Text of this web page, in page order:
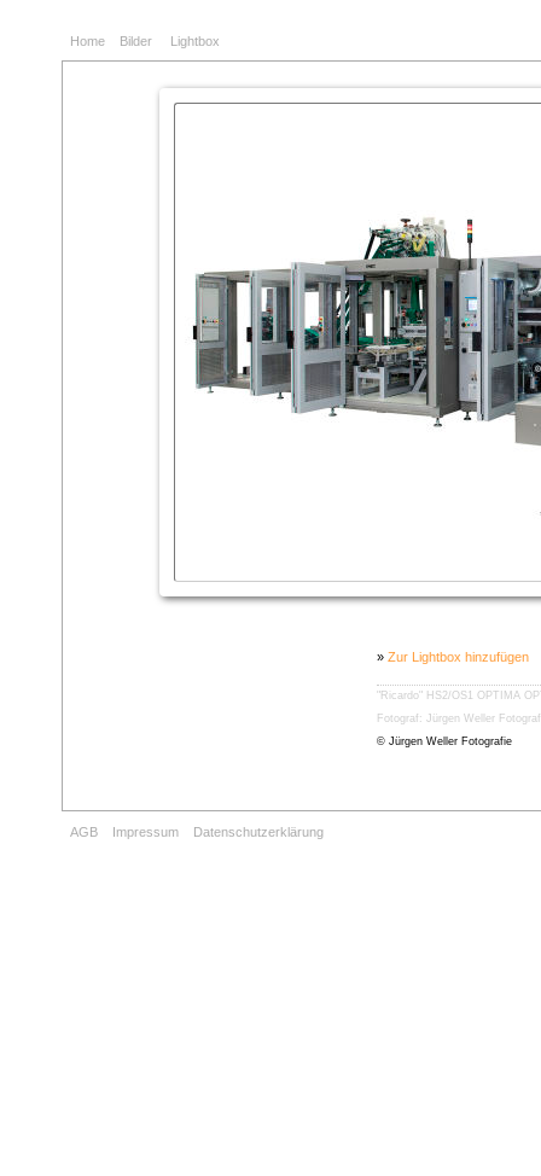
Home Bilder Lightbox
» Zur Lightbox hinzufügen
"Ricardo" HS2/OS1 OPTIMA
Fotograf: Jürgen Weller
© Jürgen Weller Fotografie
AGB Impressum Datenschutzerklärung